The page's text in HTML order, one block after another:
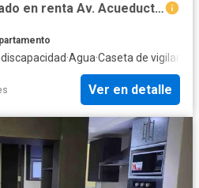
Departamento amueblado en renta Av. Acueducto Morelia
·Agua·Caseta de vigilancia
Ver en detalle